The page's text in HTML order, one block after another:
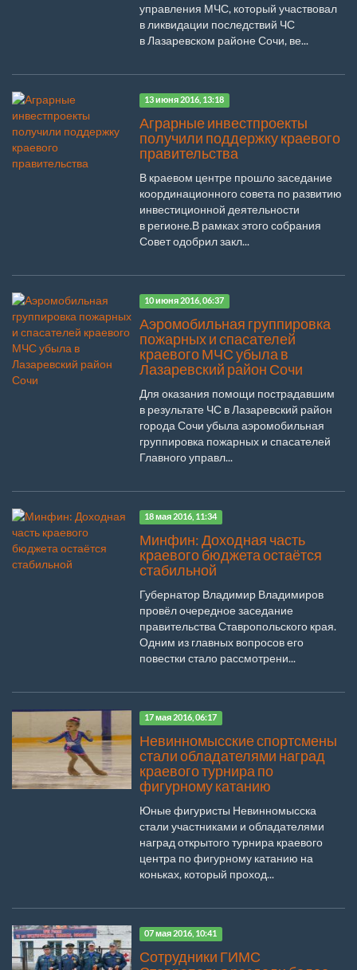
управления МЧС, который участвовал
в ликвидации последствий ЧС
в Лазаревском районе Сочи, ве...
13 июня 2016, 13:18
Аграрные инвестпроекты
получили поддержку краевого
правительства
В краевом центре прошло заседание
координационного совета по развитию
инвестиционной деятельности
в регионе.В рамках этого собрания
Совет одобрил закл...
10 июня 2016, 06:37
Аэромобильная группировка
пожарных и спасателей
краевого МЧС убыла в
Лазаревский район Сочи
Для оказания помощи пострадавшим
в результате ЧС в Лазаревский район
города Сочи убыла аэромобильная
группировка пожарных и спасателей
Главного управл...
18 мая 2016, 11:34
Минфин: Доходная часть
краевого бюджета остаётся
стабильной
Губернатор Владимир Владимиров
провёл очередное заседание
правительства Ставропольского края.
Одним из главных вопросов его
повестки стало рассмотрени...
17 мая 2016, 06:17
Невинномысские спортсмены
стали обладателями наград
краевого турнира по
фигурному катанию
Юные фигуристы Невинномысска
стали участниками и обладателями
наград открытого турнира краевого
центра по фигурному катанию на
коньках, который проход...
07 мая 2016, 10:41
Сотрудники ГИМС